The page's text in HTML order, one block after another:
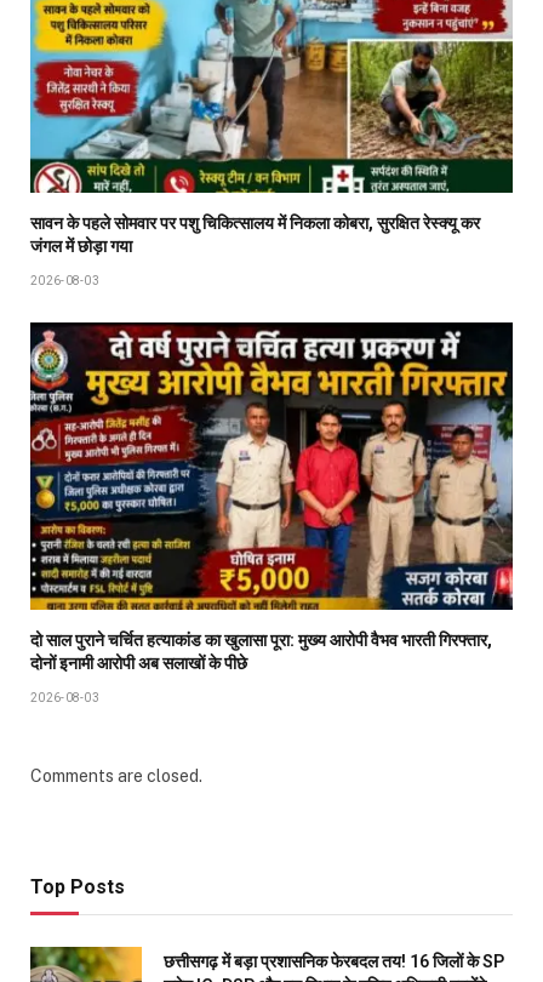
सावन के पहले सोमवार पर पशु चिकित्सालय में निकला कोबरा, सुरक्षित रेस्क्यू कर
जंगल में छोड़ा गया
2026-08-03
दो साल पुराने चर्चित हत्याकांड का खुलासा पूरा: मुख्य आरोपी वैभव भारती गिरफ्तार,
दोनों इनामी आरोपी अब सलाखों के पीछे
2026-08-03
Comments are closed.
Top Posts
छत्तीसगढ़ में बड़ा प्रशासनिक फेरबदल तय! 16 जिलों के SP